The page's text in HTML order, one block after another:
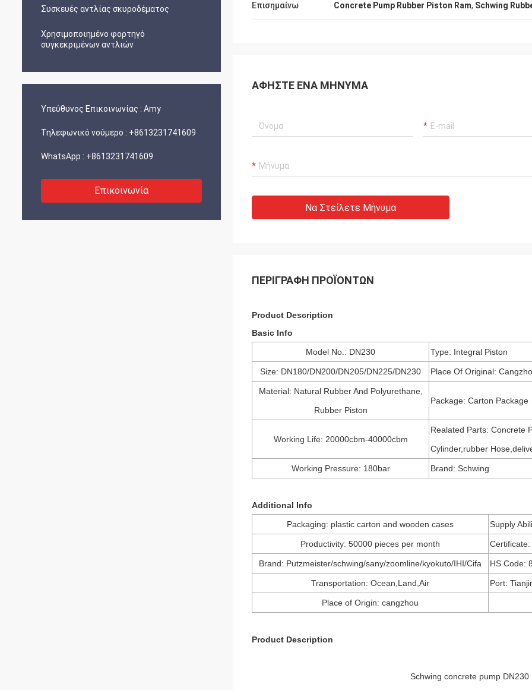
Συσκευές αντλίας σκυροδέματος
Χρησιμοποιημένο φορτηγό
συγκεκριμένων αντλιών
Υπεύθυνος Επικοινωνίας : Amy
Τηλεφωνικό νούμερο : +8613231741609
WhatsApp : +8613231741609
Επικοινωνία
Επισημαίνω Concrete Pump Rubber Piston Ram, Schwing
ΑΦΉΣΤΕ ΈΝΑ ΜΉΝΥΜΑ
Να Στείλετε Μήνυμα
ΠΕΡΙΓΡΑΦΉ ΠΡΟΪΌΝΤΩΝ
Product Description
Basic Info
Model No.: DN230
Type: Integral Piston
Size: DN180/DN200/DN205/DN225/DN230 Place Of Original:
Material: Natural Rubber And Polyurethane,
Rubber Piston
Package: Carton Package
Working Life: 20000cbm-40000cbm
Realated Parts: Concrete
Cylinder,rubber
Working Pressure: 180bar Brand: Schwing
Additional Info
Packaging: plastic carton and wooden cases
Supply
Productivity: 50000 pieces per month Certificate:
Brand: Putzmeister/schwing/sany/zoomline/kyokuto/IHI/Cifa HS Code:
Transportation: Ocean,Land,Air Port:
Place of Origin: cangzhou
Product Description
Schwing concrete pump